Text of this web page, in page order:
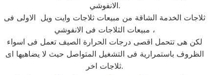
الانفوشي.
ثلاجات الخدمة الشاقة من مبيعات ثلاجات وايت ويل الاولى فى
مبيعات الثلاجات فى الانفوشي ،
لكن هى تتحمل اقصى درجات الحرارة الصيف تعمل فى اسواء
الظروف باستمرارية فى التشغيل المتواصل حيث لا يضاهيها اى
ثلاجات اخر.